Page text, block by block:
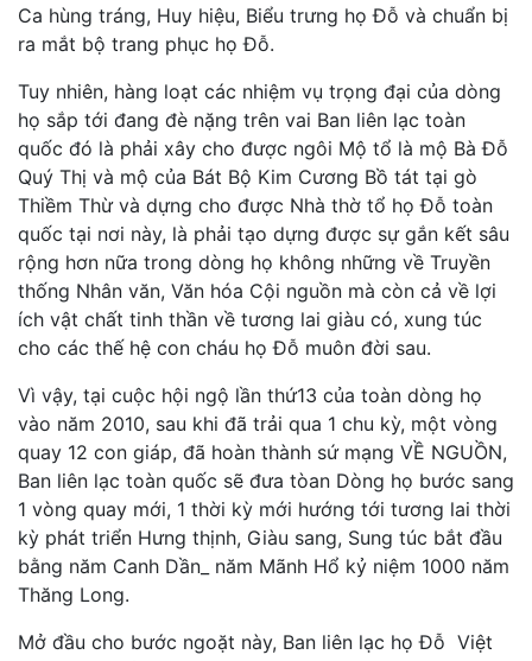
Ca hùng tráng, Huy hiệu, Biểu trưng họ Đỗ và chuẩn bị
ra mắt bộ trang phục họ Đỗ.
Tuy nhiên, hàng loạt các nhiệm vụ trọng đại của dòng
họ sắp tới đang đè nặng trên vai Ban liên lạc toàn
quốc đó là phải xây cho được ngôi Mộ tổ là mộ Bà Đỗ
Quý Thị và mộ của Bát Bộ Kim Cương Bồ tát tại gò
Thiềm Thừ và dựng cho được Nhà thờ tổ họ Đỗ toàn
quốc tại nơi này, là phải tạo dựng được sự gắn kết sâu
rộng hơn nữa trong dòng họ không những về Truyền
thống Nhân văn, Văn hóa Cội nguồn mà còn cả về lợi
ích vật chất tinh thần về tương lai giàu có, xung túc
cho các thế hệ con cháu họ Đỗ muôn đời sau.
Vì vậy, tại cuộc hội ngộ lần thứ13 của toàn dòng họ
vào năm 2010, sau khi đã trải qua 1 chu kỳ, một vòng
quay 12 con giáp, đã hoàn thành sứ mạng VỀ NGUỒN,
Ban liên lạc toàn quốc sẽ đưa tòan Dòng họ bước sang
1 vòng quay mới, 1 thời kỳ mới hướng tới tương lai thời
kỳ phát triển Hưng thịnh, Giàu sang, Sung túc bắt đầu
bằng năm Canh Dần_ năm Mãnh Hổ kỷ niệm 1000 năm
Thăng Long.
Mở đầu cho bước ngoặt này, Ban liên lạc họ Đỗ Việt